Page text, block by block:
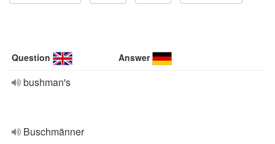
Question Answer
bushman's
Buschmänner